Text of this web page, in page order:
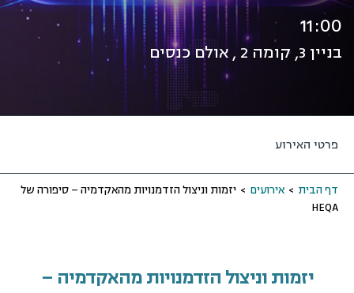
11:00
בניין 3, קומה 2 , אולם כנסים
פרטי האירוע
דף הבית > אירועים > יזמות וניצול הזדמנויות מהאקדמיה – סיפורה של
HEQA
יזמות וניצול הזדמנויות מהאקדמיה –